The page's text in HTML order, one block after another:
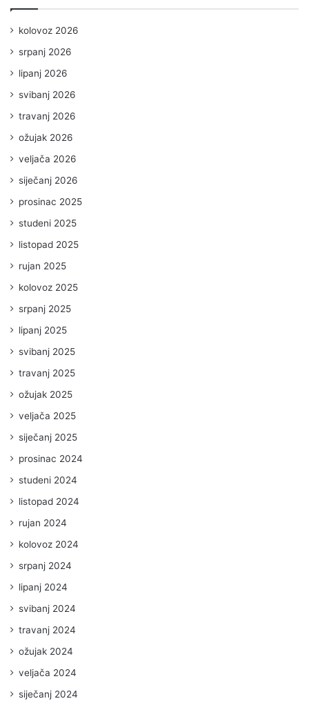
kolovoz 2026
srpanj 2026
lipanj 2026
svibanj 2026
travanj 2026
ožujak 2026
veljača 2026
siječanj 2026
prosinac 2025
studeni 2025
listopad 2025
rujan 2025
kolovoz 2025
srpanj 2025
lipanj 2025
svibanj 2025
travanj 2025
ožujak 2025
veljača 2025
siječanj 2025
prosinac 2024
studeni 2024
listopad 2024
rujan 2024
kolovoz 2024
srpanj 2024
lipanj 2024
svibanj 2024
travanj 2024
ožujak 2024
veljača 2024
siječanj 2024